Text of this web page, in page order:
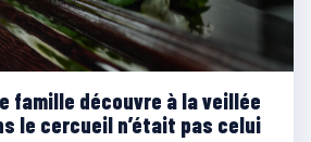
famille découvre à la veillée
le cercueil n’était pas celui